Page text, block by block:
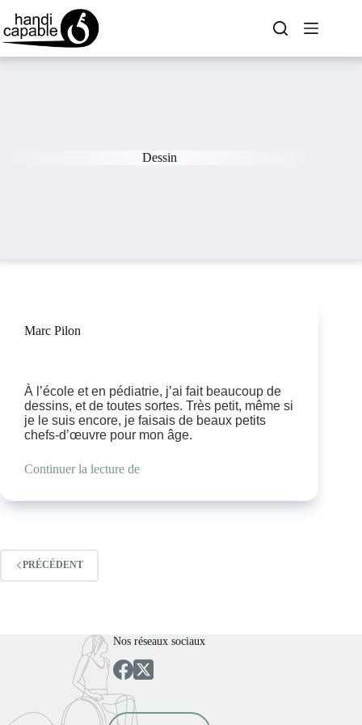
Dessin
Marc Pilon
À l’école et en pédiatrie, j’ai fait beaucoup de
dessins, et de toutes sortes. Très petit, même si
je le suis encore, je faisais de beaux petits
chefs-d’œuvre pour mon âge.
Continuer la lecture de
PRÉCÉDENT
Nos réseaux sociaux